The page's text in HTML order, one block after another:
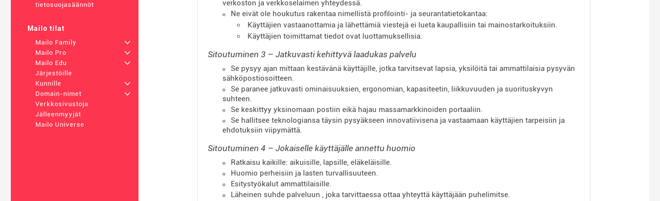
tietosuojasäännöt
Mailo tilat
Mailo Family
+
Mailo Pro
+
Mailo Edu
+
Järjestöille
Kunnille
+
Domain-nimet
+
Verkkosivustoja
Jälleenmyyjät
Mailo Universe
verkoston ja verkkoselaimen yhteydessä.
Ne eivät ole houkutus rakentaa nimellistä profilointi- ja seurantatietokantaa:
Käyttäjien vastaanottamia ja lähettämiä viestejä ei lueta kaupallisiin tai mainostarkoituksiin.
Käyttäjien toimittamat tiedot ovat luottamuksellisia.
Sitoutuminen 3 – Jatkuvasti kehittyvä laadukas palvelu
Se pysyy ajan mittaan kestävänä käyttäjille, jotka tarvitsevat lapsia, yksilöitä tai ammattilaisia ​​pysyvän
sähköpostiosoitteen.
Se paranee jatkuvasti ominaisuuksien, ergonomian, kapasiteetin, liikkuvuuden ja suorituskyvyn
suhteen.
Se keskittyy yksinomaan postiin eikä hajau massamarkkinoiden portaaliin.
Se hallitsee teknologiansa täysin pysyäkseen innovatiivisena ja vastaamaan käyttäjien tarpeisiin ja
ehdotuksiin viipymättä.
Sitoutuminen 4 – Jokaiselle käyttäjälle annettu huomio
Ratkaisu kaikille: aikuisille, lapsille, eläkeläisille.
Huomio perheisiin ja lasten turvallisuuteen.
Esitystyökalut ammattilaisille.
Läheinen suhde palveluun , joka tarvittaessa ottaa yhteyttä käyttäjään puhelimitse.